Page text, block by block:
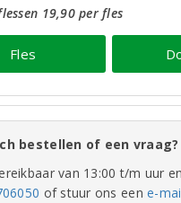
19,90 per fles
Fles
bestellen of een vraag?
van 13:00 t/m uur
of stuur ons eene-